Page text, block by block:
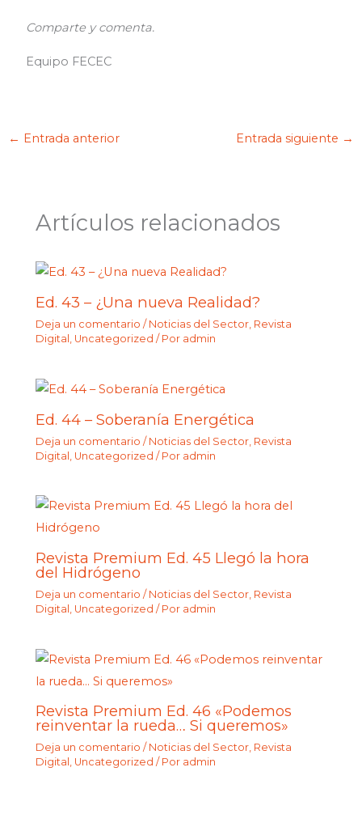
Comparte y comenta.
Equipo FECEC
← Entrada anterior Entrada siguiente →
Artículos relacionados
Ed. 43 – ¿Una nueva Realidad?
Deja un comentario / Noticias del Sector Revista
Digital
Uncategorized / Por admin
Ed. 44 – Soberanía Energética
Deja un comentario / Noticias del Sector Revista
Digital
Uncategorized / Por admin
Revista Premium Ed. 45 Llegó la hora
del Hidrógeno
Deja un comentario / Noticias del Sector, Revista
Digital , Uncategorized / Por admin
Revista Premium Ed. 46 «Podemos
reinventar la rueda… Si queremos»
Deja un comentario / Noticias del Sector, Revista
Digital , Uncategorized / Por admin